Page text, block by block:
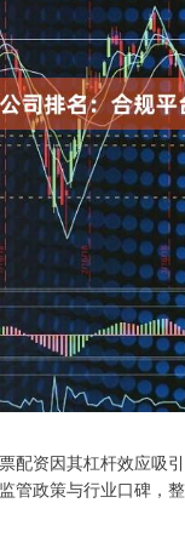
配资因其杠杆效应吸
管政策与行业口碑，